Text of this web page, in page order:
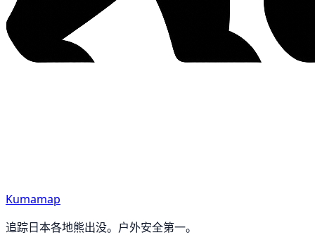
Kumamap
追踪日本各地熊出没。户外安全第一。